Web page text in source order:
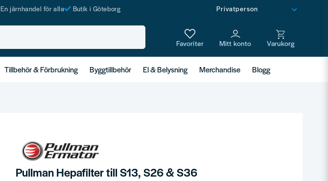
En järnhandel för alla Butik i Göteborg
Tillbehör & Förbrukning Byggtillbehör El & Belysning Merchandise Blogg
Pullman Hepafilter till S13, S26 & S36